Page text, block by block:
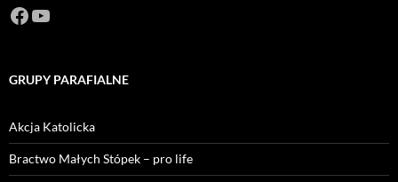
Facebook
https://www.youtube.com/channel/
GRUPY PARAFIALNE
Akcja Katolicka
Bractwo Małych Stópek – pro life